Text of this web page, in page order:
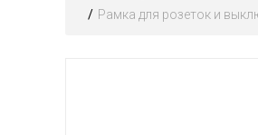
Рамка для розеток и